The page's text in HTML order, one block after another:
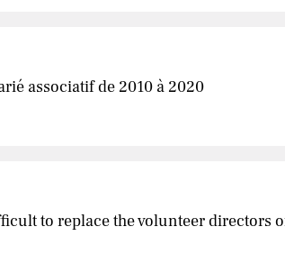
associatif de 2010 à 2020
to replace the volunteer directors